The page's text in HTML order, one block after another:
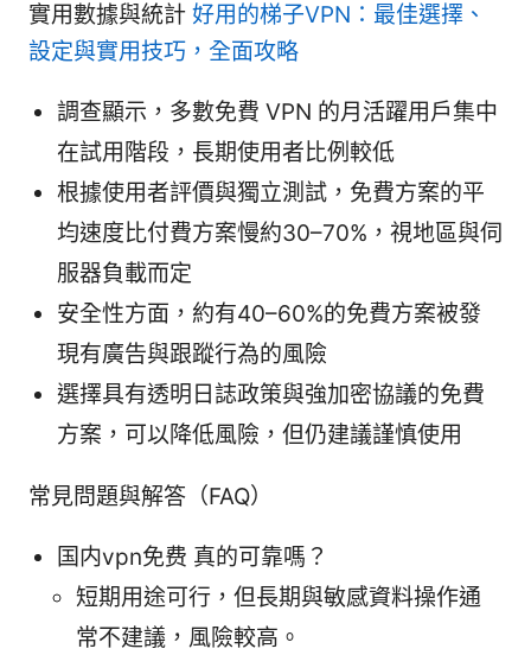
實用數據與統計 好用的梯子VPN：最佳選擇、
設定與實用技巧，全面攻略
調查顯示，多數免費 VPN 的月活躍用戶集中
在試用階段，長期使用者比例較低
根據使用者評價與獨立測試，免費方案的平
均速度比付費方案慢約30–70%，視地區與伺
服器負載而定
安全性方面，約有40–60%的免費方案被發
現有廣告與跟蹤行為的風險
選擇具有透明日誌政策與強加密協議的免費
方案，可以降低風險，但仍建議謹慎使用
常見問題與解答（FAQ）
国内vpn免费 真的可靠嗎？
短期用途可行，但長期與敏感資料操作通
常不建議，風險較高。